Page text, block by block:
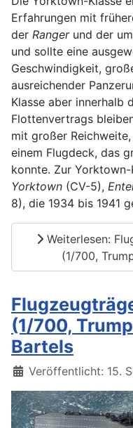
Erfahrungen mit
der Rangerund der
und sollte eine
Geschwindigkeit,
ausreichender
Klasse aber innerhalb
Flottenvertrags
mit großer
einem Flugdeck, das
konnte. Zur
Yorktown (CV-5),
8), die 1934 bis 1941
Weiterlesen:
(1/700,
(1/700,
Bartels
Details
Veröffentlicht: 15.